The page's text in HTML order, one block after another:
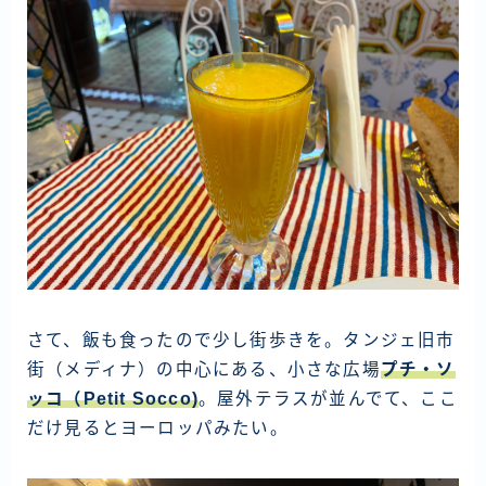
さて、飯も食ったので少し街歩きを。タンジェ旧市
街（メディナ）の中心にある、小さな広場プチ・ソ
ッコ（Petit Socco)。屋外テラスが並んでて、ここ
だけ見るとヨーロッパみたい。